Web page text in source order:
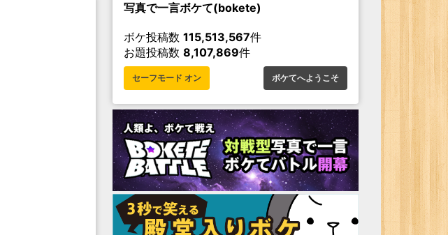
写真で一言ボケて(bokete)
ボケ投稿数 115,513,567件
お題投稿数 8,107,869件
セーフモード オン ボケてへようこそ